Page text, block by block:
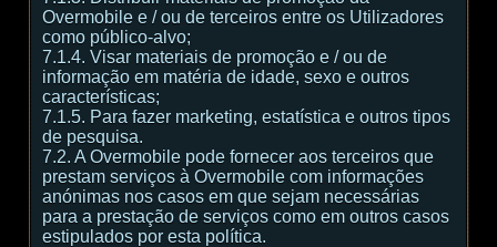
Overmobile e / ou de terceiros entre os Utilizadores
como público-alvo;
7.1.4. Visar materiais de promoção e / ou de
informação em matéria de idade, sexo e outros
características;
7.1.5. Para fazer marketing, estatística e outros tipos
de pesquisa.
7.2. A Overmobile pode fornecer aos terceiros que
prestam serviços à Overmobile com informações
anónimas nos casos em que sejam necessárias
para a prestação de serviços como em outros casos
estipulados por esta política.